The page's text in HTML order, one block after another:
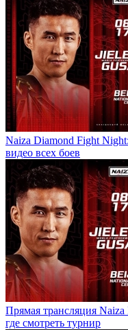
Naiza Diamond Fight
видео всех боев
Прямая трансляция
где смотреть турнир